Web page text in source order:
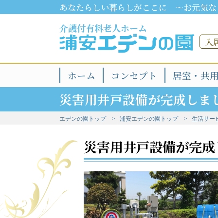
あなたらしい暮らしがここに ～お元気
介護付有料老人ホーム
入
ホーム コンセプト 居室・共
災害用井戸設備が完成しま
エデンの園トップ 浦安エデンの園トップ 生活サー
災害用井戸設備が完